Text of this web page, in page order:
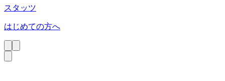
スタッツ
はじめての方へ